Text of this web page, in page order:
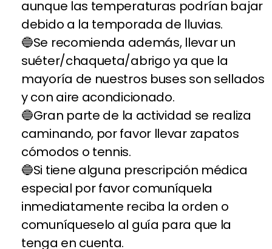
aunque las temperaturas podrían bajar
debido a la temporada de lluvias.
Se recomienda además, llevar un
suéter/chaqueta/abrigo ya que la
mayoría de nuestros buses son sellados
y con aire acondicionado.
Gran parte de la actividad se realiza
caminando, por favor llevar zapatos
cómodos o tennis.
Si tiene alguna prescripción médica
especial por favor comuníquela
inmediatamente reciba la orden o
comuníqueselo al guía para que la
tenga en cuenta.